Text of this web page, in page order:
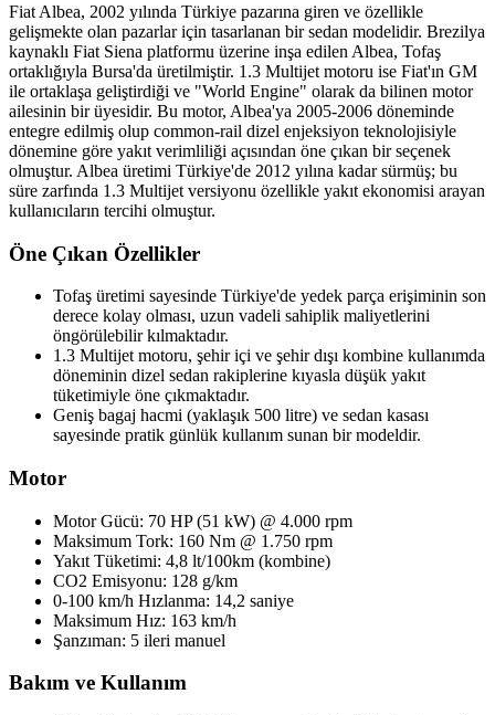
Fiat Albea, 2002 yılında Türkiye pazarına giren ve özellikle
gelişmekte olan pazarlar için tasarlanan bir sedan modelidir. Brezilya
kaynaklı Fiat Siena platformu üzerine inşa edilen Albea, Tofaş
ortaklığıyla Bursa'da üretilmiştir. 1.3 Multijet motoru ise Fiat'ın GM
ile ortaklaşa geliştirdiği ve "World Engine" olarak da bilinen motor
ailesinin bir üyesidir. Bu motor, Albea'ya 2005-2006 döneminde
entegre edilmiş olup common-rail dizel enjeksiyon teknolojisiyle
dönemine göre yakıt verimliliği açısından öne çıkan bir seçenek
olmuştur. Albea üretimi Türkiye'de 2012 yılına kadar sürmüş; bu
süre zarfında 1.3 Multijet versiyonu özellikle yakıt ekonomisi arayan
kullanıcıların tercihi olmuştur.
Öne Çıkan Özellikler
Tofaş üretimi sayesinde Türkiye'de yedek parça erişiminin son
derece kolay olması, uzun vadeli sahiplik maliyetlerini
öngörülebilir kılmaktadır.
1.3 Multijet motoru, şehir içi ve şehir dışı kombine kullanımda
döneminin dizel sedan rakiplerine kıyasla düşük yakıt
tüketimiyle öne çıkmaktadır.
Geniş bagaj hacmi (yaklaşık 500 litre) ve sedan kasası
sayesinde pratik günlük kullanım sunan bir modeldir.
Motor
Motor Gücü: 70 HP (51 kW) @ 4.000 rpm
Maksimum Tork: 160 Nm @ 1.750 rpm
Yakıt Tüketimi: 4,8 lt/100km (kombine)
CO2 Emisyonu: 128 g/km
0-100 km/h Hızlanma: 14,2 saniye
Maksimum Hız: 163 km/h
Şanzıman: 5 ileri manuel
Bakım ve Kullanım